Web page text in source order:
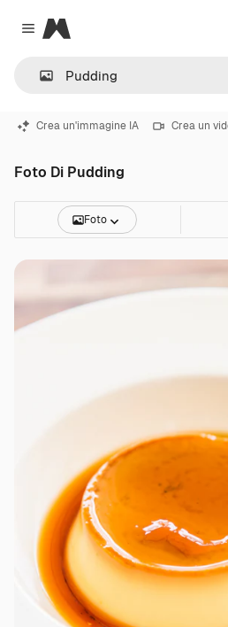
Close menu
Magnific
Crea un'immagine IA Crea un
Foto Di Pudding
Foto